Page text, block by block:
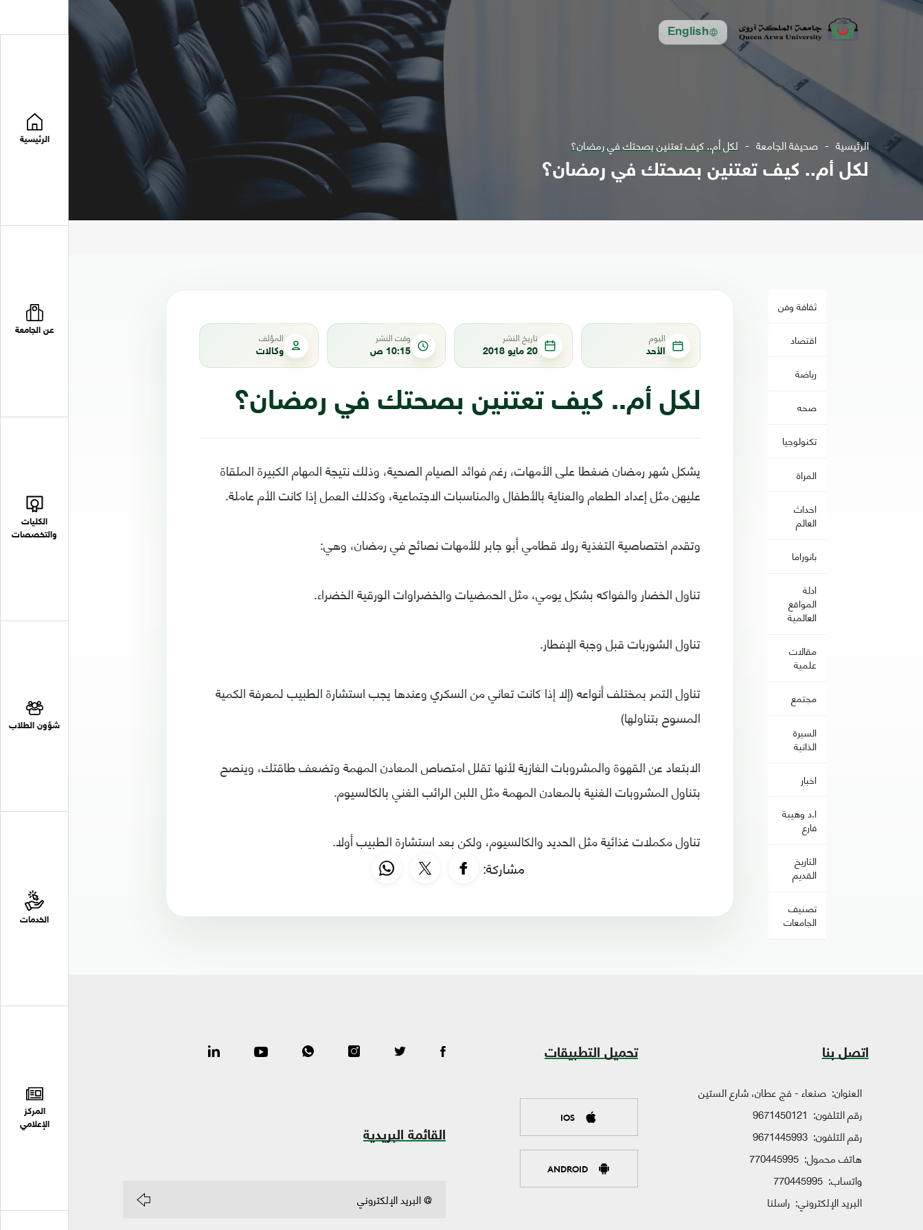
English
الرئيسية
عن الجامعة
الكليات
والتخصصات
شؤون الطلاب
الخدمات
المركز
الإعلامي
الرئيسية صحيفة الجامعة لكل أم.. كيف تعتنين بصحتك في رمضان؟
لكل أم.. كيف تعتنين بصحتك في رمضان؟
ثقافة وفن
اقتصاد
رياضة
صحه
تكنولوجيا
المراة
احداث
العالم
بانوراما
ادلة
المواقع
العالمية
مقالات
علمية
مجتمع
السيرة
الذاتية
اخبار
ا.د وهيبة
فارع
التاريخ
القديم
تصنيف
الجامعات
اليوم
الأحد
تاريخ النشر
20 مايو 2018
وقت النشر
10:15 ص
المؤلف
وكالات
لكل أم.. كيف تعتنين بصحتك في رمضان؟
يشكل شهر رمضان ضغطا على الأمهات، رغم فوائد الصيام الصحية، وذلك نتيجة المهام الكبيرة الملقاة
عليهن مثل إعداد الطعام والعناية بالأطفال والمناسبات الاجتماعية، وكذلك العمل إذا كانت الأم عاملة.
وتقدم اختصاصية التغذية رولا قطامي أبو جابر للأمهات نصائح في رمضان، وهي:
تناول الخضار والفواكه بشكل يومي، مثل الحمضيات والخضراوات الورقية الخضراء.
تناول الشوربات قبل وجبة الإفطار.
تناول التمر بمختلف أنواعه (إلا إذا كانت تعاني من السكري وعندها يجب استشارة الطبيب لمعرفة الكمية
المسوح بتناولها)
الابتعاد عن القهوة والمشروبات الغازية لأنها تقلل امتصاص المعادن المهمة وتضعف طاقتك، وينصح
بتناول المشروبات الغنية بالمعادن المهمة مثل اللبن الرائب الغني بالكالسيوم.
تناول مكملات غذائية مثل الحديد والكالسيوم، ولكن بعد استشارة الطبيب أولا.
مشاركة:
اتصل بنا
العنوان: صنعاء - فج عطان، شارع الستين
رقم التلفون: 9671450121
رقم التلفون: 9671445993
هاتف محمول: 770445995
واتساب: 770445995
البريد الإلكتروني: راسلنا
تحميل التطبيقات
IOS
ANDROID
القائمة البريدية